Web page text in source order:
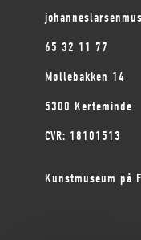
65 32 11 77
Møllebakken 14
5300 Kerteminde
CVR: 18101513
Kunstmuseum på